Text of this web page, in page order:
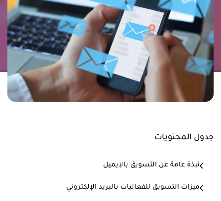
جدول المحتويات
نبذة عامة عن التسويق بالإيميل
ميزات التسويق للفعاليات بالبريد الإلكتروني